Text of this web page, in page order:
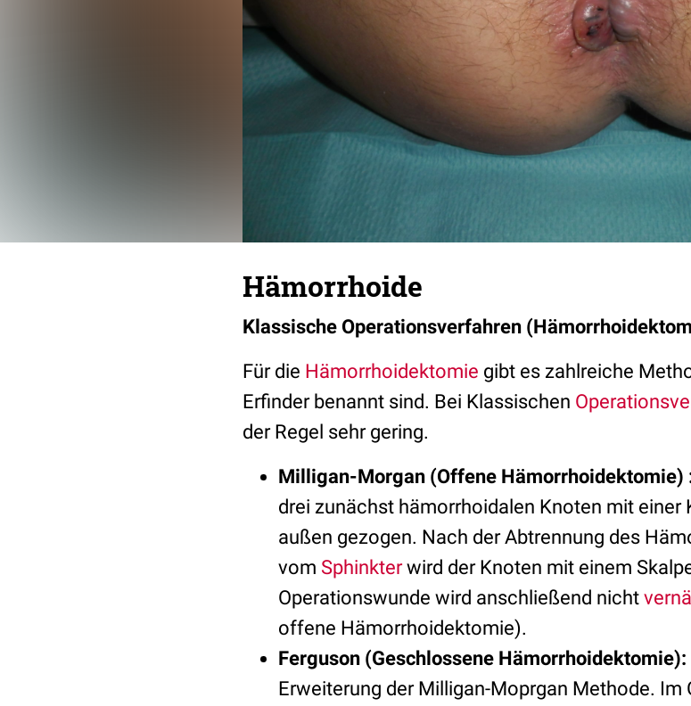
Hämorrhoide
Klassische Operationsverfahren
Für die Hämorrhoidektomie gibt es zahlreiche
Erfinder benannt sind. Bei Klassischen
der Regel sehr gering.
Milligan-Morgan (Offene Hämorrhoidektomie)
drei zunächst hämorrhoidalen Knoten mit einer
außen gezogen. Nach der Abtrennung des
vom Sphinkterwird der Knoten mit einem
Operationswunde wird anschließend nicht
offene Hämorrhoidektomie).
Ferguson (Geschlossene Hämorrhoidektomie):
Erweiterung der Milligan-Moprgan Methode. Im